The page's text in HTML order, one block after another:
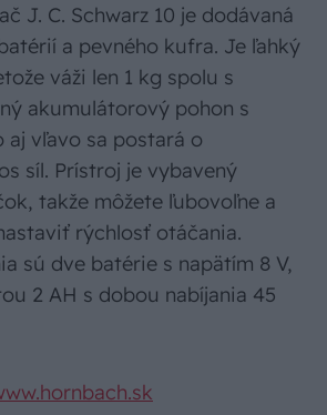
J. C. Schwarz 10 je dodávaná
a pevného kufra. Je ľahký
váži len 1 kg spolu s
akumulátorový pohon s
aj vľavo sa postará o
síl. Prístroj je vybavený
takže môžete ľubovoľne a
rýchlosť otáčania.
sú dve batérie s napätím 8 V,
2 AH s dobou nabíjania 45